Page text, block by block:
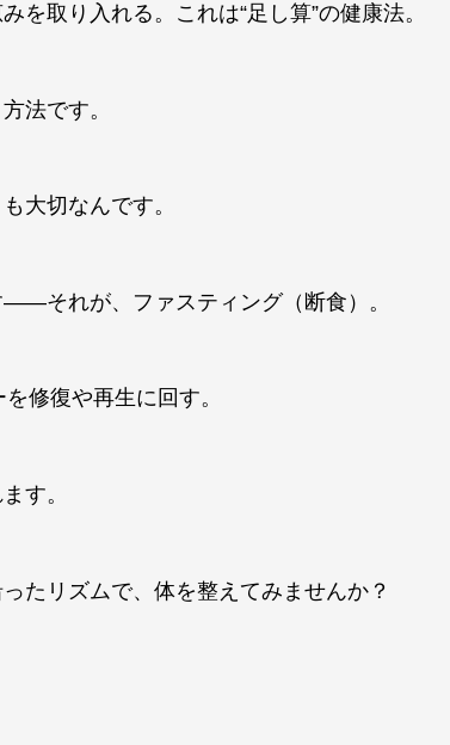
を取り入れる。これは“足し算”の健康法。
法です。
大切なんです。
それが、ファスティング（断食）。
修復や再生に回す。
す。
たリズムで、体を整えてみませんか？